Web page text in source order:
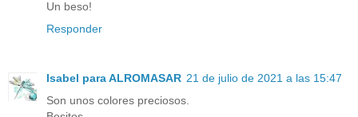
Un beso!
Responder
Isabel para ALROMASAR 21 de julio de 2021 a las 15:47
Son unos colores preciosos.